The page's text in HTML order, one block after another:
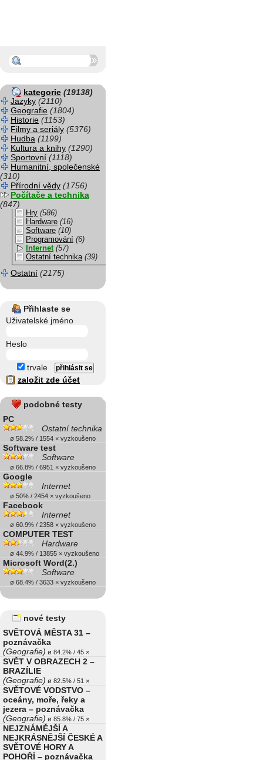
kategorie (19138)
Jazyky (2110)
Geografie (1804)
Historie (1153)
Filmy a seriály (5376)
Hudba (1199)
Kultura a knihy (1290)
Sportovní (1118)
Humanitní, společenské
(310)
Přírodní vědy (1756)
Počítače a technika
(847)
Hry (586)
Hardware (16)
Software (10)
Programování (6)
Internet (57)
Ostatní technika (39)
Ostatní (2175)
Přihlaste se
Uživatelské jméno
Heslo
trvale
založit zde účet
podobné testy
PC
Ostatní technika
ø 58.2% / 1554 × vyzkoušeno
Software test
Software
ø 66.8% / 6951 × vyzkoušeno
Google
Internet
ø 50% / 2454 × vyzkoušeno
Facebook
Internet
ø 60.9% / 2358 × vyzkoušeno
COMPUTER TEST
Hardware
ø 44.9% / 13855 × vyzkoušeno
Microsoft Word(2.)
Software
ø 68.4% / 3633 × vyzkoušeno
nové testy
SVĚTOVÁ MĚSTA 31 –
poznávačka
(Geografie) ø 84.2% / 45 ×
SVĚT V OBRAZECH 2 –
BRAZÍLIE
(Geografie) ø 82.5% / 51 ×
SVĚTOVÉ VODSTVO –
oceány, moře, řeky a
jezera – poznávačka
(Geografie) ø 85.8% / 75 ×
NEJZNÁMĚJŠÍ A
NEJKRÁSNĚJŠÍ ČESKÉ A
SVĚTOVÉ HORY A
POHOŘÍ – poznávačka